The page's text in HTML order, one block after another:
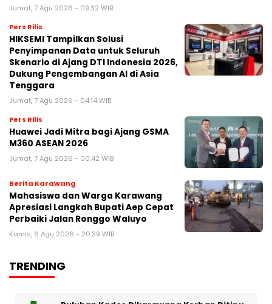
Jumat, 7 Agu 2026 - 09:32 WIB
Pers Rilis
HIKSEMI Tampilkan Solusi
Penyimpanan Data untuk Seluruh
Skenario di Ajang DTI Indonesia 2026,
Dukung Pengembangan AI di Asia
Tenggara
Jumat, 7 Agu 2026 - 04:14 WIB
Pers Rilis
Huawei Jadi Mitra bagi Ajang GSMA
M360 ASEAN 2026
Jumat, 7 Agu 2026 - 00:42 WIB
Berita Karawang
Mahasiswa dan Warga Karawang
Apresiasi Langkah Bupati Aep Cepat
Perbaiki Jalan Ronggo Waluyo
Kamis, 6 Agu 2026 - 20:39 WIB
TRENDING